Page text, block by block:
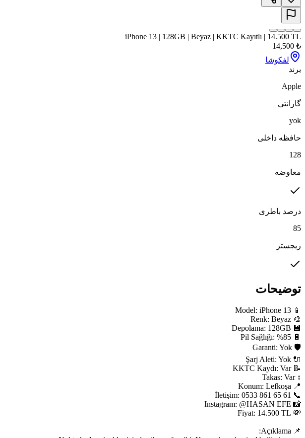
iPhone 13 | 128GB | Beyaz | KKTC Kayıtlı | 14.500 TL
₺
14,500
لفکوشا
برند
Apple
گارانتی
yok
حافظه داخلی
128
معاوضه
درصد باطری
85
ریجستر
توضیحات